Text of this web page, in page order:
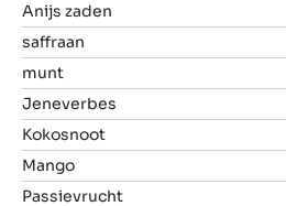
Anijs zaden
saffraan
munt
Jeneverbes
Kokosnoot
Mango
Passievrucht